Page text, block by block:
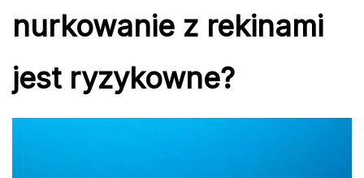
nurkowanie z rekinami
jest ryzykowne?